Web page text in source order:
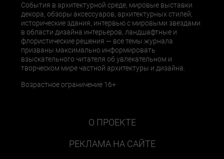
События в архитектурной среде, мировые выставки
декора, обзоры аксессуаров, архитектурных стилей,
исторические здания, интервью с мировыми звездами
в области дизайна интерьеров, ландшафтные и
флористические решения — все темы журнала
призваны максимально информировать
взыскательного читателя об увлекательном и
творческом мире частной архитектуры и дизайна.
Возрастное ограничение 16+
О ПРОЕКТЕ
РЕКЛАМА НА САЙТЕ